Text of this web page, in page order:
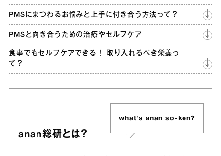
PMSにまつわるお悩みと上手に付き合う方法って？
PMSと向き合うための治療やセルフケア
食事でもセルフケアできる！ 取り入れるべき栄養っ
て？
anan総研とは？
what's anan so-ken?